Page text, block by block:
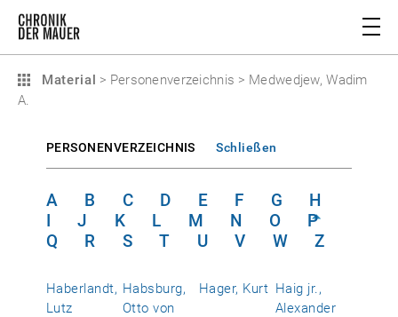
Material > Personenverzeichnis > Medwedjew, Wadim
A.
PERSONENVERZEICHNIS Schließen
A B C D E F G
H
I
J K L M N O
P
Q
R S T U V W Z
Haberlandt,
Lutz
Habsburg,
Otto von
Hager, Kurt Haig jr.,
Alexander